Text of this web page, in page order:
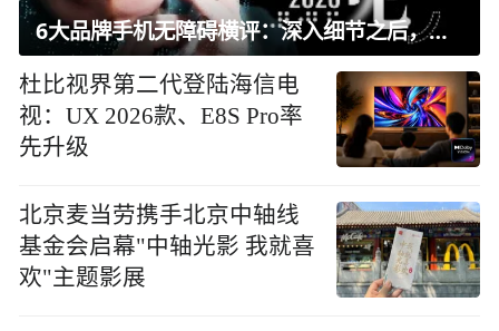
6大品牌手机无障碍横评：深入细节之后，似乎只有苹果能挺住？｜ 看见2026
杜比视界第二代登陆海信电
视：UX 2026款、E8S Pro率
先升级
北京麦当劳携手北京中轴线
基金会启幕"中轴光影 我就喜
欢"主题影展